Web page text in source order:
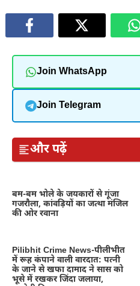
Join WhatsApp
Join Telegram
और पढ़ें
बम-बम भोले के जयकारों से गूंजा
गजरौला, कांवड़ियों का जत्था मंजिल
की ओर रवाना
Pilibhit Crime News-पीलीभीत
में रूह कंपाने वाली वारदात: पत्नी
के जाने से खफा दामाद ने सास को
भूसे में रखकर जिंदा जलाया,